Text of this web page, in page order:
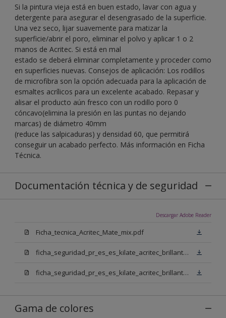
Si la pintura vieja está en buen estado, lavar con agua y
detergente para asegurar el desengrasado de la superficie.
Una vez seco, lijar suavemente para matizar la
superficie/abrir el poro, eliminar el polvo y aplicar 1 o 2
manos de Acritec. Si está en mal
estado se deberá eliminar completamente y proceder como
en superficies nuevas. Consejos de aplicación: Los rodillos
de microfibra son la opción adecuada para la aplicación de
esmaltes acrílicos para un excelente acabado. Repasar y
alisar el producto aún fresco con un rodillo poro 0
cóncavo(elimina la presión en las puntas no dejando
marcas) de diámetro 40mm
(reduce las salpicaduras) y densidad 60, que permitirá
conseguir un acabado perfecto. Más información en Ficha
Técnica.
Documentación técnica y de seguridad
Descargar Adobe Reader
Ficha_tecnica_Acritec_Mate_mix.pdf
ficha_seguridad_pr_es_es_kilate_acritec_brillante_mix_bb.pdf
ficha_seguridad_pr_es_es_kilate_acritec_brillante_mix_bn.pdf
Gama de colores